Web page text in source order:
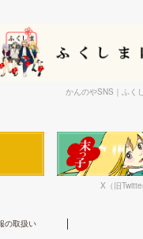
かんのやSNS｜ふく
X（旧
の取扱い